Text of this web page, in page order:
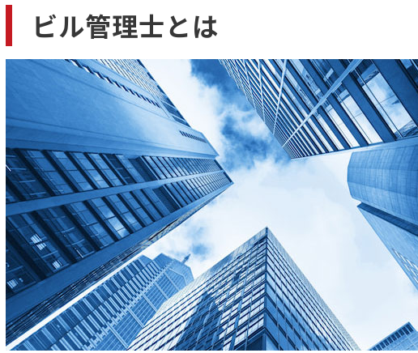
学習計画を立てる
スキマ時間を活用する
資格講座を利用する
まとめ
ビル管理士とは